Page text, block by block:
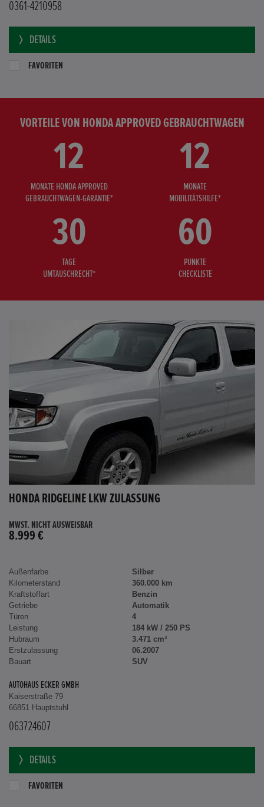
0361-4210958
DETAILS
FAVORITEN
VORTEILE VON HONDA APPROVED GEBRAUCHTWAGEN
12
MONATE HONDA APPROVED
GEBRAUCHTWAGEN-GARANTIE*
12
MONATE
MOBILITÄTSHILFE*
30
TAGE
UMTAUSCHRECHT*
60
PUNKTE
CHECKLISTE
HONDA RIDGELINE LKW ZULASSUNG
MWST. NICHT AUSWEISBAR
8.999 €
Außenfarbe
Silber
Kilometerstand
360.000 km
Kraftstoffart
Benzin
Getriebe
Automatik
Türen
4
Leistung
184 kW / 250 PS
Hubraum
3.471 cm³
Erstzulassung
06.2007
Bauart
SUV
AUTOHAUS ECKER GMBH
Kaiserstraße 79
66851 Hauptstuhl
063724607
DETAILS
FAVORITEN